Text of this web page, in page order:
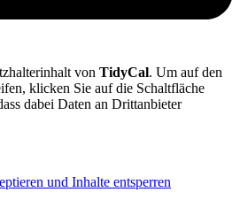
von TidyCal. Um auf den
klicken Sie auf die Schaltfläche
dabei Daten an Drittanbieter
und Inhalte entsperren